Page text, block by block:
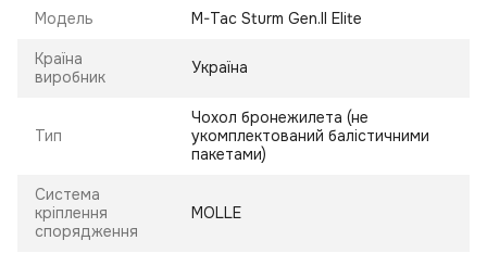
Модель M-Tac Sturm Gen.II Elite
Країна
виробник
Україна
Тип
Чохол бронежилета (не
укомплектований балістичними
пакетами)
Система
кріплення
спорядження
MOLLE